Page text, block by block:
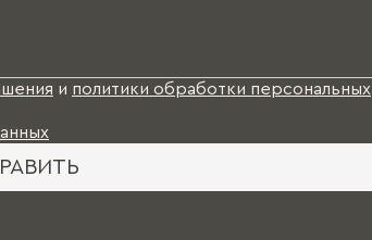
и политики обработки персональных